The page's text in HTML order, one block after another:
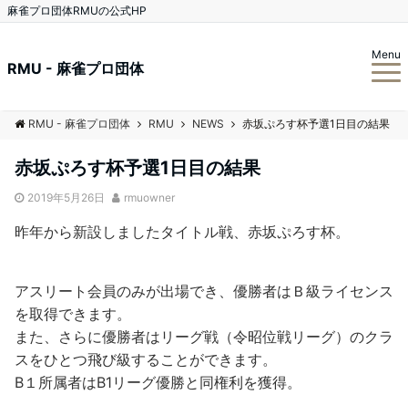
麻雀プロ団体RMUの公式HP
RMU - 麻雀プロ団体
Menu
RMU - 麻雀プロ団体 RMU NEWS 赤坂ぷろす杯予選1日目の結果
赤坂ぷろす杯予選1日目の結果
2019年5月26日 rmuowner
昨年から新設しましたタイトル戦、赤坂ぷろす杯。
アスリート会員のみが出場でき、優勝者はＢ級ライセンス
を取得できます。
また、さらに優勝者はリーグ戦（令昭位戦リーグ）のクラ
スをひとつ飛び級することができます。
B１所属者はB1リーグ優勝と同権利を獲得。